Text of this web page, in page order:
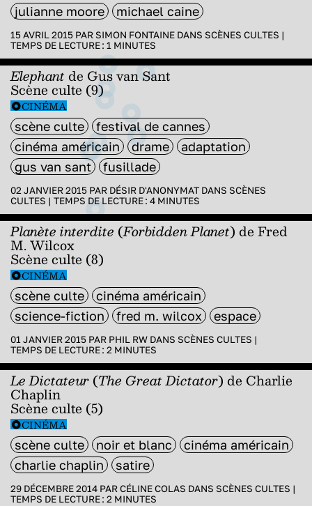
julianne moore
michael caine
15 AVRIL 2015 PAR SIMON FONTAINE DANS SCÈNES CULTES |
TEMPS DE LECTURE : 1 MINUTES
Elephant de Gus van Sant
Scène culte (9)
CINÉMA
scène culte
festival de cannes
cinéma américain
drame
adaptation
gus van sant
fusillade
02 JANVIER 2015 PAR DÉSIR D'ANONYMAT DANS SCÈNES
CULTES | TEMPS DE LECTURE : 4 MINUTES
Planète interdite (Forbidden Planet) de Fred
M. Wilcox
Scène culte (8)
CINÉMA
scène culte
cinéma américain
science-fiction
fred m. wilcox espace
01 JANVIER 2015 PAR PHIL RW DANS SCÈNES CULTES |
TEMPS DE LECTURE : 2 MINUTES
Le Dictateur(The Great Dictator) de Charlie
Chaplin
Scène culte (5)
CINÉMA
scène culte noir et blanc
cinéma américain
charlie chaplin
satire
29 DÉCEMBRE 2014 PARCÉLINE COLAS DANS SCÈNES CULTES |
TEMPS DE LECTURE : 2 MINUTES